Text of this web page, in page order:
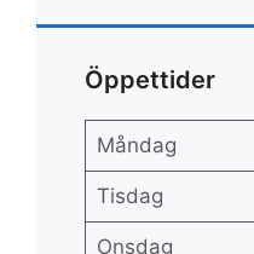
Öppettider
Måndag
Tisdag
Onsdag